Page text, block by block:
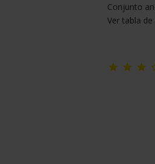
Conjunto
Ver tabla de